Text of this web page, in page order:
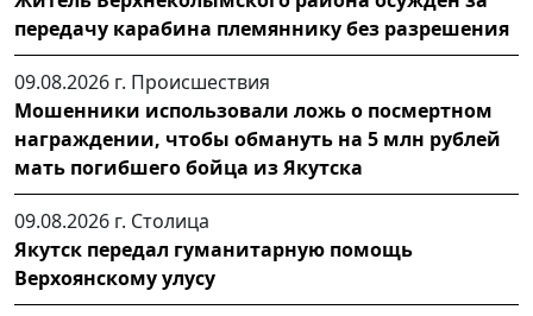
передачу карабина племяннику без разрешения
09.08.2026 г. Происшествия
Мошенники использовали ложь о посмертном
награждении, чтобы обмануть на 5 млн рублей
мать погибшего бойца из Якутска
09.08.2026 г. Столица
Якутск передал гуманитарную помощь
Верхоянскому улусу